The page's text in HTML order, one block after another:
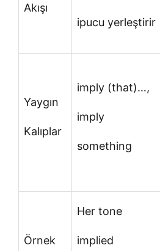
Akışı
ipucu yerleştirir
Yaygın
Kalıplar
imply (that)…,
imply
something
Örnek
Her tone
implied